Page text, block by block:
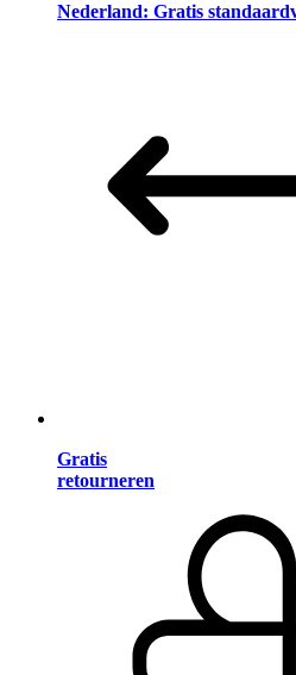
Nederland: Gratis
Gratis
retourneren